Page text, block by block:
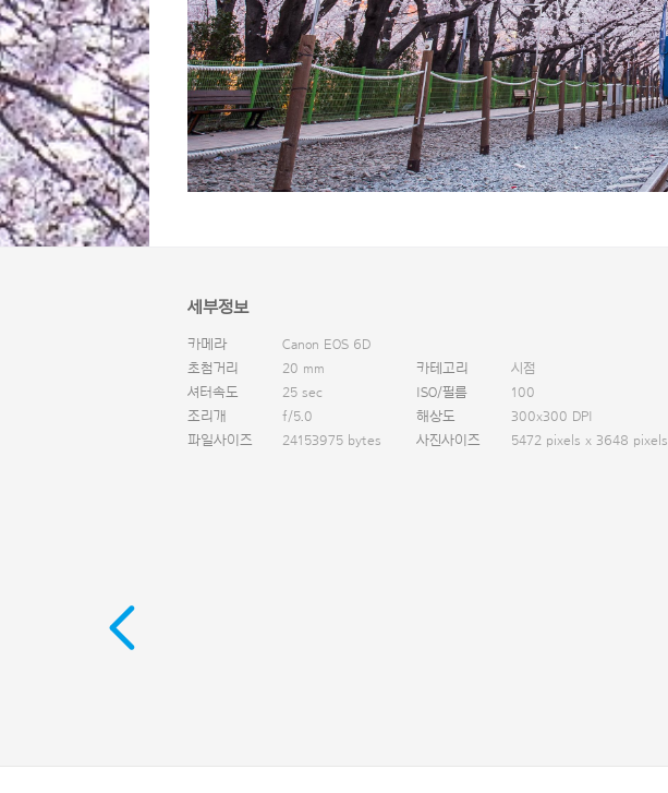
세부정보
카메라
Canon EOS 6D
초첨거리
20 mm 카테고리
시점
셔터속도
25 sec ISO/필름
100
조리개
f/5.0 해상도
300x300 DPI
파일사이즈
24153975 bytes 사진사이즈 5472 pixels x 3648 pixels